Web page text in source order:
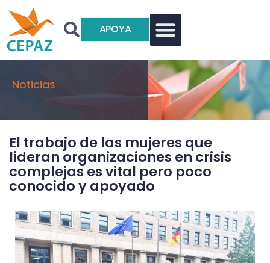
APOYA
Noticias
El trabajo de las mujeres que
lideran organizaciones en crisis
complejas es vital pero poco
conocido y apoyado